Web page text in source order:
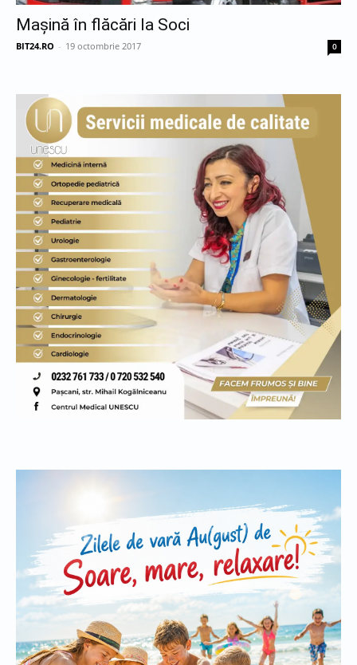
Mașină în flăcări la Soci
BIT24.RO - 19 octombrie 2017 0